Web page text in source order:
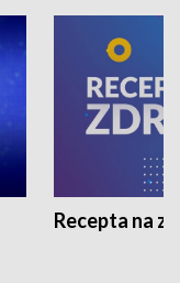
Recepta na